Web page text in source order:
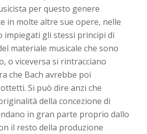
per questo genere
in molte altre sue opere, nelle
impiegati gli stessi principi di
materiale musicale che sono
o viceversa si rintracciano
che Bach avrebbe poi
Si può dire anzi che
della concezione di
in gran parte proprio dallo
il resto della produzione